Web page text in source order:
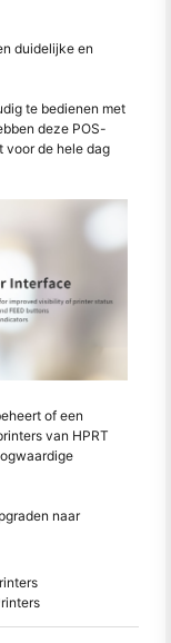
duidelijke en
te bedienen met
deze POS-
voor de hele dag
of een
van HPRT
naar